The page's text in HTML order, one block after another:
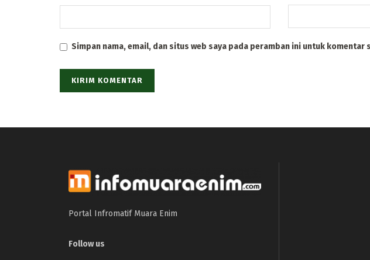
Simpan nama, email, dan situs web saya pada peramban ini untuk komentar
Portal Infromatif Muara Enim
Follow us